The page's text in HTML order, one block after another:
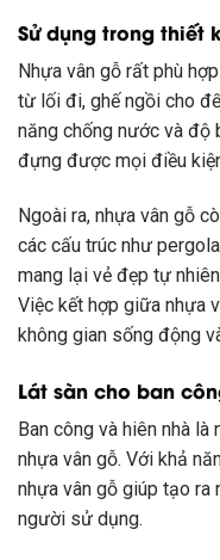
Sử dụng trong thiết
Nhựa vân gỗ rất phù
từ lối đi, ghế ngồi cho
năng chống nước và độ
đựng được mọi điều
Ngoài ra, nhựa vân gỗ
các cấu trúc như
mang lại vẻ đẹp tự
Việc kết hợp giữa nhựa
không gian sống động
Lát sàn cho ban
Ban công và hiên nhà
nhựa vân gỗ. Với khả
nhựa vân gỗ giúp tạo ra
người sử dụng.